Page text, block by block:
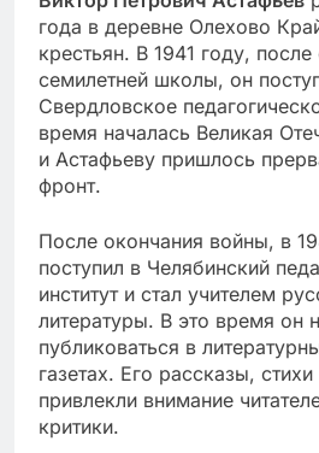
года в деревне Олехово
крестьян. В 1941 году, после
семилетней школы, он
Свердловское
время началась Великая
и Астафьеву пришлось
фронт.
После окончания войны, в
поступил в Челябинский
институт и стал учителем
литературы. В это время он
публиковаться в
газетах. Его рассказы,
привлекли внимание
критики.